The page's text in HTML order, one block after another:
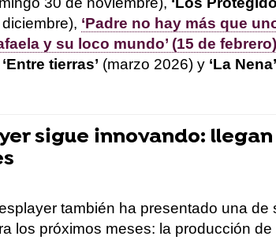
‘Padre no hay más que
y su loco mundo’ (15 de febrero)
‘Entre tierras’ (marzo 2026) y ‘La Nena’
sigue innovando: llegan
también ha presentado una
los próximos meses: la producción